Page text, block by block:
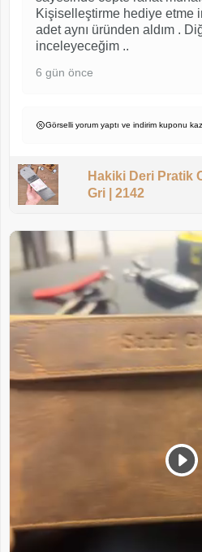
Kişiselleştirme hediye etme
adet aynı üründen aldım .
inceleyeceğim ..
6 gün önce
Görselli yorum yaptı ve indirim kuponu
Hakiki Deri Pratik
Gri | 2142